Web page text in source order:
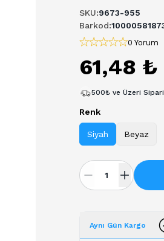
SKU:9673-955
Barkod:
0 Yorum
61,48 ₺
500₺ ve Üzeri
Renk
Siyah Beyaz
Aynı Gün Kargo